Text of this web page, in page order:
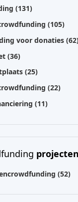
(131)
(105)
voor donaties
(36)
(25)
(22)
(11)
(52)